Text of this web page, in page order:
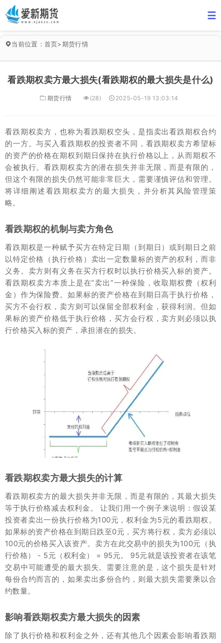
当前位置： 首页>期货行情
看跌期权卖方最大损失(看跌期权的最大损失是什么)
期货行情 (28) 2025-05-19 13:03:14
看跌期权卖方，也称为看跌期权空头，是指卖出看跌期权合约
的一方。与买入看跌期权的投资者不同，看跌期权卖方希望标
的资产的价格在期权到期日保持在执行价格以上，从而期权不
会被执行。看跌期权卖方的潜在损失并非无限，而是有限的，
但这个有限的损失仍然可能非常巨大，需要谨慎评估和管理。
将详细阐述看跌期权卖方的最大损失，并分析其风险管理策
略。
看跌期权的机制与卖方角色
看跌期权是一种赋予买方在特定日期（到期日）或到期日之前
以特定价格（执行价格）卖出一定数量标的资产的权利，而非
义务。卖方则有义务在买方行权时以执行价格买入标的资产。
看跌期权卖方本质上是在“卖出”一种保险，收取期权费（权利
金）作为保险费。如果标的资产价格在到期日高于执行价格，
买方不会行权，卖方则可以保留全部权利金，获得利润。但如
果标的资产价格低于执行价格，买方会行权，卖方则必须以执
行价格买入标的资产，承担潜在的损失。
看跌期权卖方最大损失的计算
看跌期权卖方的最大损失并非无限，而是有限的，其最大损失
等于执行价格减去权利金。 让我们用一个例子来说明：假设某
投资者卖出一份执行价格为100元，权利金为5元的看跌期权。
如果标的资产价格在到期日跌至0元，买方将行权，卖方必须以
100元的价格买入该资产。卖方在此交易中的损失为100元（执
行价格） - 5元（权利金） = 95元。 95元就是该投资者在该笔
交易中可能遭受的最大损失。需要注意的是，这个损失是针对
每份合约而言的，如果卖出多份合约，则最大损失需要乘以合
约数量。
影响看跌期权卖方最大损失的因素
除了执行价格和权利金之外，还有其他几个因素会影响看跌期